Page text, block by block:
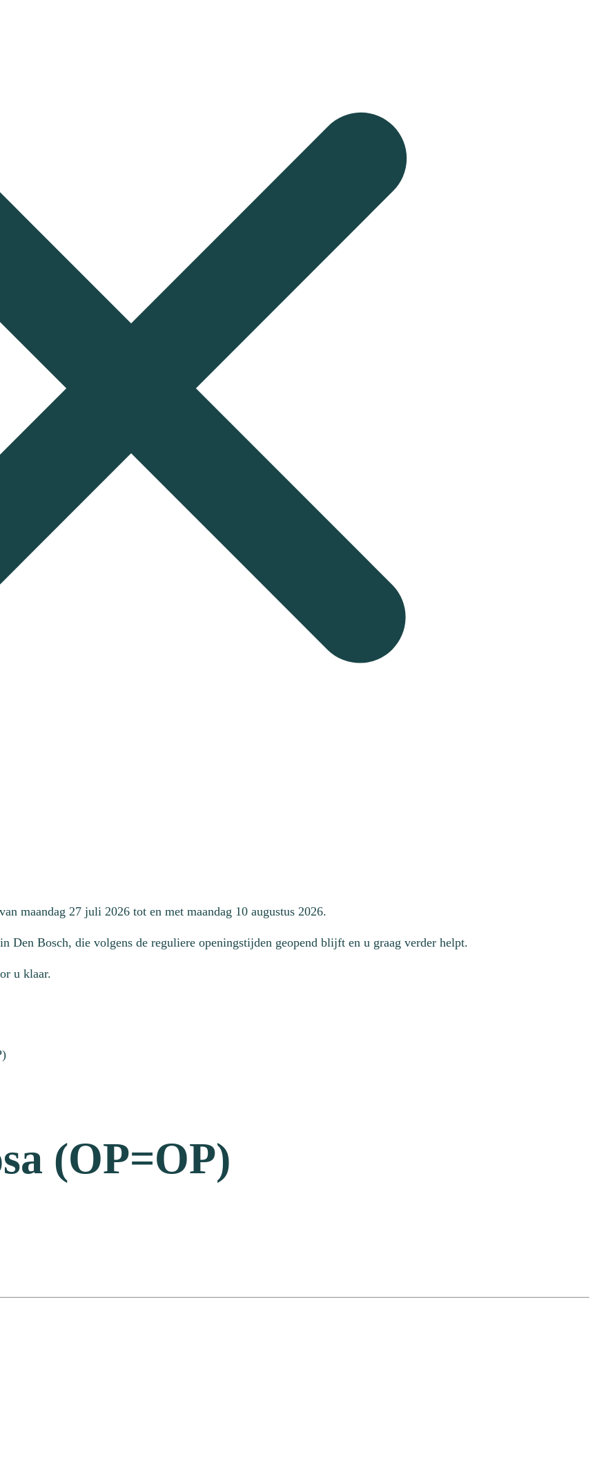
maandag 27 juli 2026 tot en met maandag 10 augustus 2026.
Den Bosch, die volgens de reguliere openingstijden geopend blijft en u graag verder helpt.
u klaar.
(OP=OP)